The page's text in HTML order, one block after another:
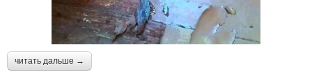
читать дальше →